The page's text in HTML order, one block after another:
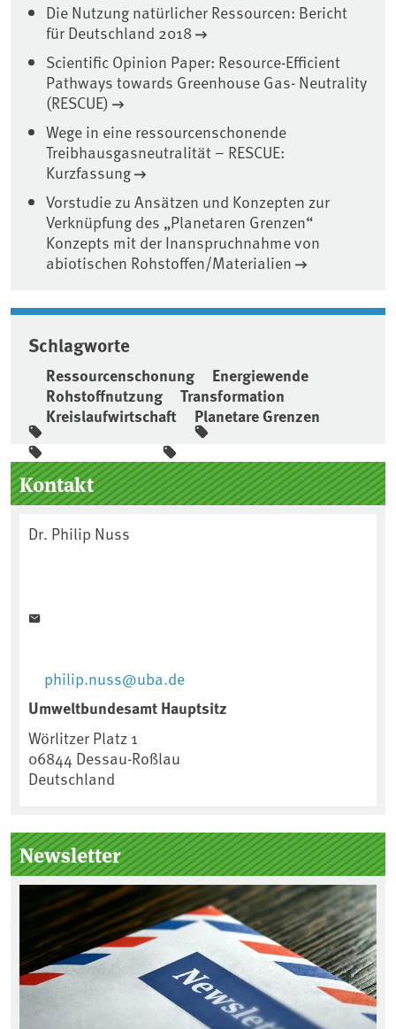
Die Nutzung natürlicher Ressourcen: Bericht
für Deutschland 2018
Scientific Opinion Paper: Resource-Efficient
Pathways towards Greenhouse Gas- Neutrality
(RESCUE)
Wege in eine ressourcenschonende
Treibhausgasneutralität – RESCUE:
Kurzfassung
Vorstudie zu Ansätzen und Konzepten zur
Verknüpfung des „Planetaren Grenzen“
Konzepts mit der Inanspruchnahme von
abiotischen Rohstoffen/Materialien
Schlagworte
Ressourcenschonung
Energiewende
Rohstoffnutzung
Transformation
Kreislaufwirtschaft
Planetare Grenzen
Seitenleiste
Kontakt
Dr. Philip Nuss
philip.nuss@uba.de
Umweltbundesamt Hauptsitz
Wörlitzer Platz 1
06844 Dessau-Roßlau
Deutschland
Newsletter